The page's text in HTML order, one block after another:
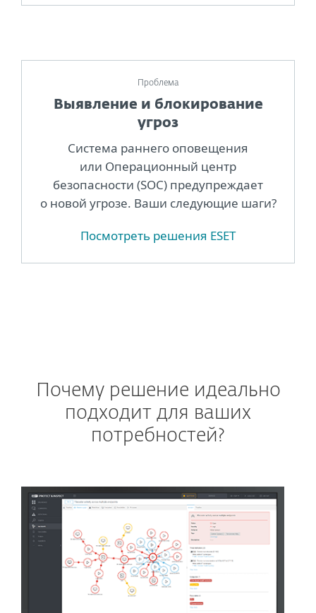
Проблема
Выявление и блокирование
угроз
Система раннего оповещения
или Операционный центр
безопасности (SOC) предупреждает
о новой угрозе. Ваши следующие шаги?
Посмотреть решения ESET
Почему решение идеально
подходит для ваших
потребностей?